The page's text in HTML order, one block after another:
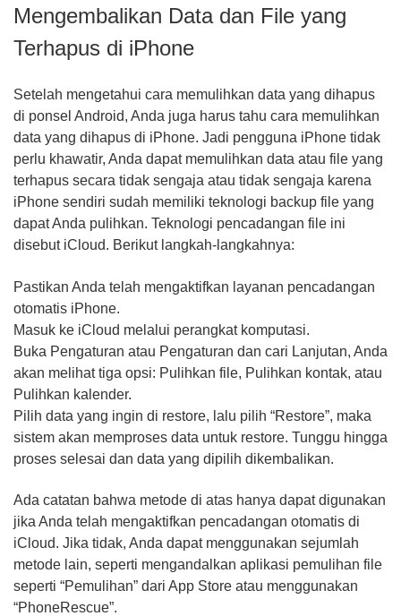
Mengembalikan Data dan File yang
Terhapus di iPhone
Setelah mengetahui cara memulihkan data yang dihapus
di ponsel Android, Anda juga harus tahu cara memulihkan
data yang dihapus di iPhone. Jadi pengguna iPhone tidak
perlu khawatir, Anda dapat memulihkan data atau file yang
terhapus secara tidak sengaja atau tidak sengaja karena
iPhone sendiri sudah memiliki teknologi backup file yang
dapat Anda pulihkan. Teknologi pencadangan file ini
disebut iCloud. Berikut langkah-langkahnya:
Pastikan Anda telah mengaktifkan layanan pencadangan
otomatis iPhone.
Masuk ke iCloud melalui perangkat komputasi.
Buka Pengaturan atau Pengaturan dan cari Lanjutan, Anda
akan melihat tiga opsi: Pulihkan file, Pulihkan kontak, atau
Pulihkan kalender.
Pilih data yang ingin di restore, lalu pilih “Restore”, maka
sistem akan memproses data untuk restore. Tunggu hingga
proses selesai dan data yang dipilih dikembalikan.
Ada catatan bahwa metode di atas hanya dapat digunakan
jika Anda telah mengaktifkan pencadangan otomatis di
iCloud. Jika tidak, Anda dapat menggunakan sejumlah
metode lain, seperti mengandalkan aplikasi pemulihan file
seperti “Pemulihan” dari App Store atau menggunakan
“PhoneRescue”.